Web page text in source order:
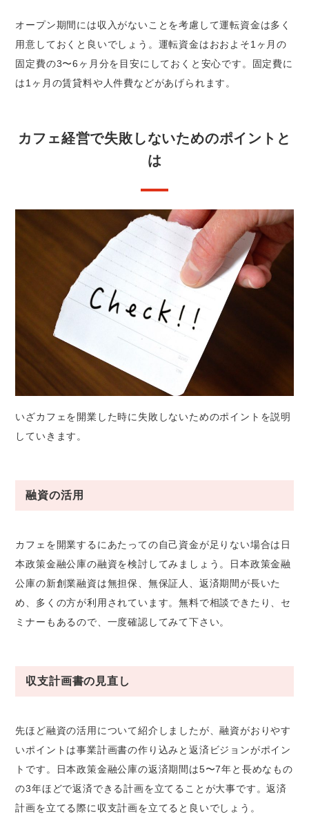
オープン期間には収入がないことを考慮して運転資金は多く
用意しておくと良いでしょう。運転資金はおおよそ1ヶ月の
固定費の3〜6ヶ月分を目安にしておくと安心です。固定費に
は1ヶ月の賃貸料や人件費などがあげられます。
カフェ経営で失敗しないためのポイントと
は
いざカフェを開業した時に失敗しないためのポイントを説明
していきます。
融資の活用
カフェを開業するにあたっての自己資金が足りない場合は日
本政策金融公庫の融資を検討してみましょう。日本政策金融
公庫の新創業融資は無担保、無保証人、返済期間が長いた
め、多くの方が利用されています。無料で相談できたり、セ
ミナーもあるので、一度確認してみて下さい。
収支計画書の見直し
先ほど融資の活用について紹介しましたが、融資がおりやす
いポイントは事業計画書の作り込みと返済ビジョンがポイン
トです。日本政策金融公庫の返済期間は5〜7年と長めなもの
の3年ほどで返済できる計画を立てることが大事です。返済
計画を立てる際に収支計画を立てると良いでしょう。